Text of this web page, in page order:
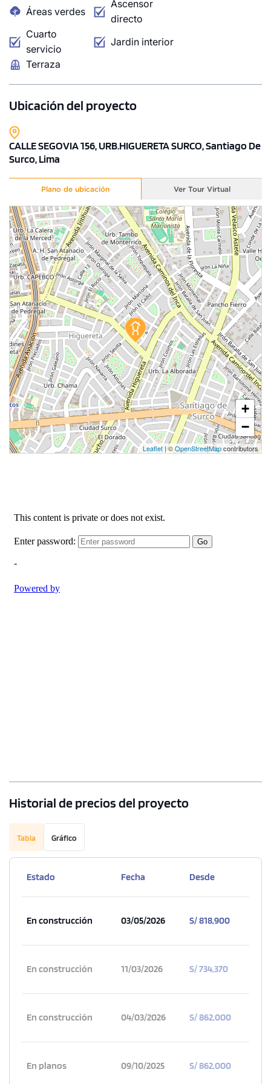
Áreas verdes
Ascensor
directo
Cuarto
servicio
Jardin interior
Terraza
Ubicación del proyecto
CALLE SEGOVIA 156, URB.HIGUERETA SURCO, Santiago De
Surco, Lima
Plano de ubicación Ver Tour Virtual
+
−
Leaflet | ©OpenStreetMapcontributors
Historial de precios del proyecto
Tabla Gráfico
Estado Fecha Desde
En construcción 03/05/2026 S/ 818,900
En construcción 11/03/2026 S/ 734,370
En construcción 04/03/2026 S/ 862,000
En planos 09/10/2025 S/ 862,000